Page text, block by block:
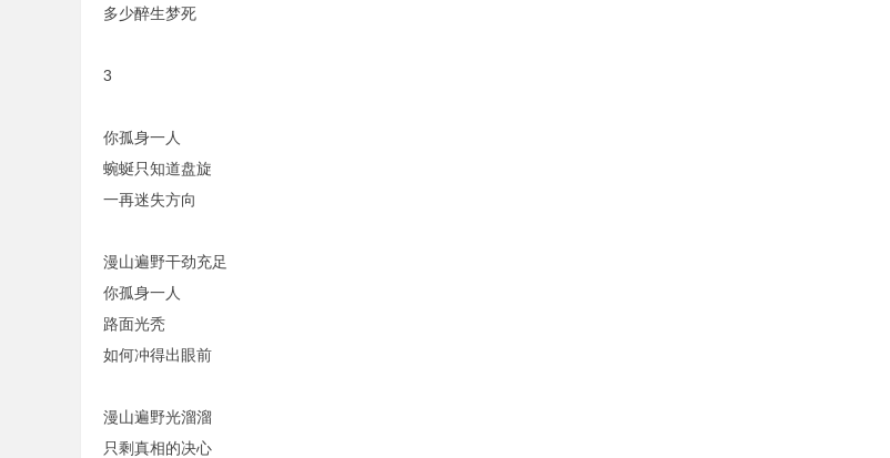
多少醉生梦死
3
你孤身一人
蜿蜒只知道盘旋
一再迷失方向
漫山遍野干劲充足
你孤身一人
路面光秃
如何冲得出眼前
漫山遍野光溜溜
只剩真相的决心